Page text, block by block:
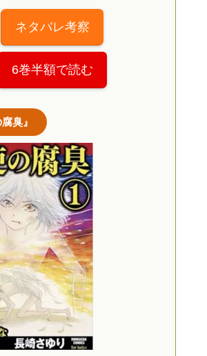
ネタバレ考察
6巻半額で読む
臭』